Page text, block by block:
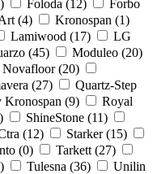
) Foloda (12)
Forbo
(4) Kronospan (1)
Lamiwood (17)
LG
(45) Moduleo (20)
Novafloor (20)
(27)
Quartz-Step
Kronospan (9)
Royal
) ShineStone (11)
(12) Starker (15)
(0) Tarkett (27)
) Tulesna (36)
Unilin